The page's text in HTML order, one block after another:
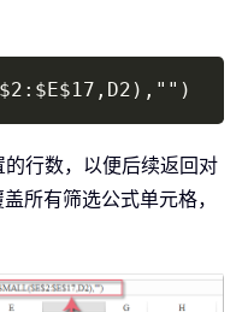
Copy
行数，以便后续返回对
所有筛选公式单元格，